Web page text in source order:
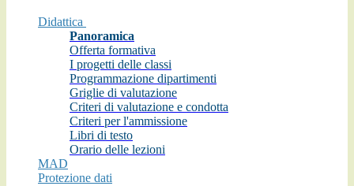
Didattica
Panoramica
Offerta formativa
I progetti delle classi
Programmazione dipartimenti
Griglie di valutazione
Criteri di valutazione e condotta
Criteri per l'ammissione
Libri di testo
Orario delle lezioni
MAD
Protezione dati